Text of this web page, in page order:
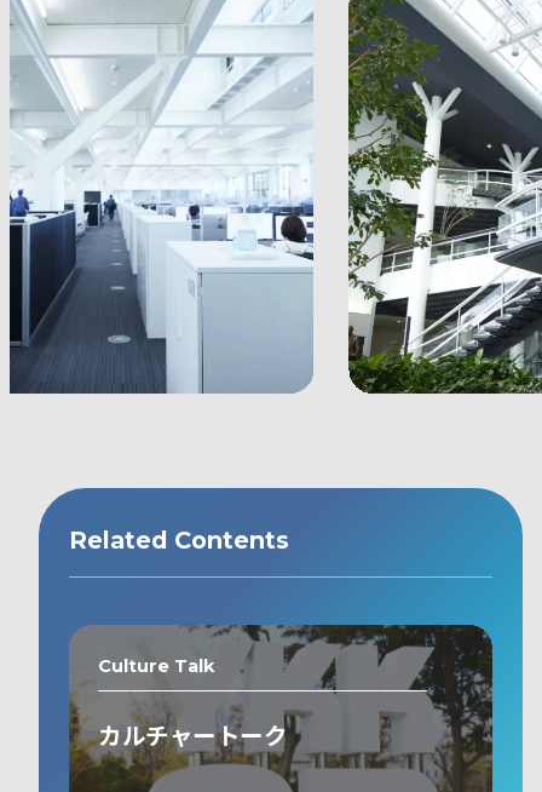
Related Contents
Culture Talk
カルチャートーク